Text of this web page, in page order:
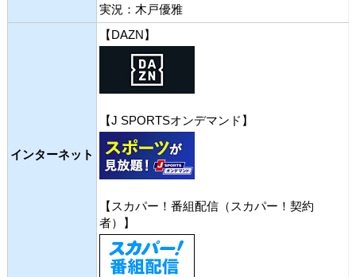
実況：木戸優雅
インターネット
【DAZN】
【J SPORTSオンデマンド】
【スカパー！番組配信（スカパー！契約
者）】